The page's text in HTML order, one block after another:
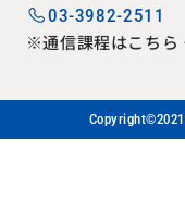
03-3982-2511
※通信課程はこち